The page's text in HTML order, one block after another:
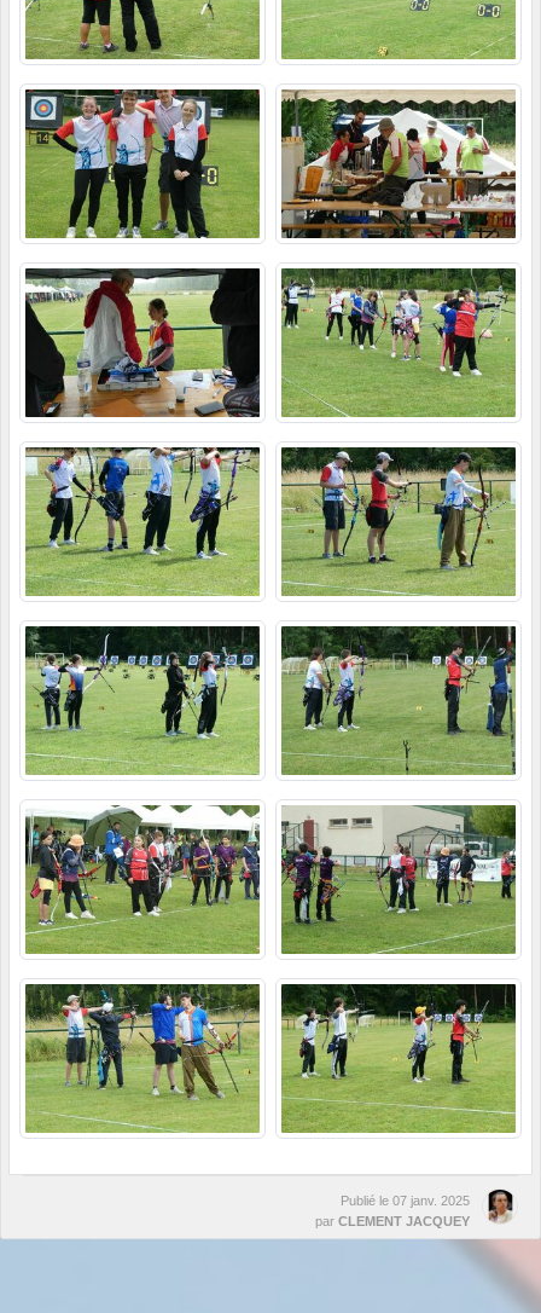
Publié le 07 janv. 2025
par CLEMENT JACQUEY